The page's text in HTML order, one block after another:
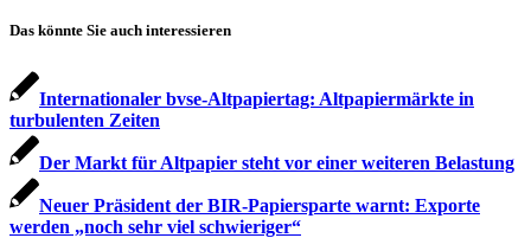
Das könnte Sie auch interessieren
Internationaler bvse-Altpapiertag: Altpapiermärkte in
turbulenten Zeiten
Der Markt für Altpapier steht vor einer weiteren Belastung
Neuer Präsident der BIR-Papiersparte warnt: Exporte
werden „noch sehr viel schwieriger“